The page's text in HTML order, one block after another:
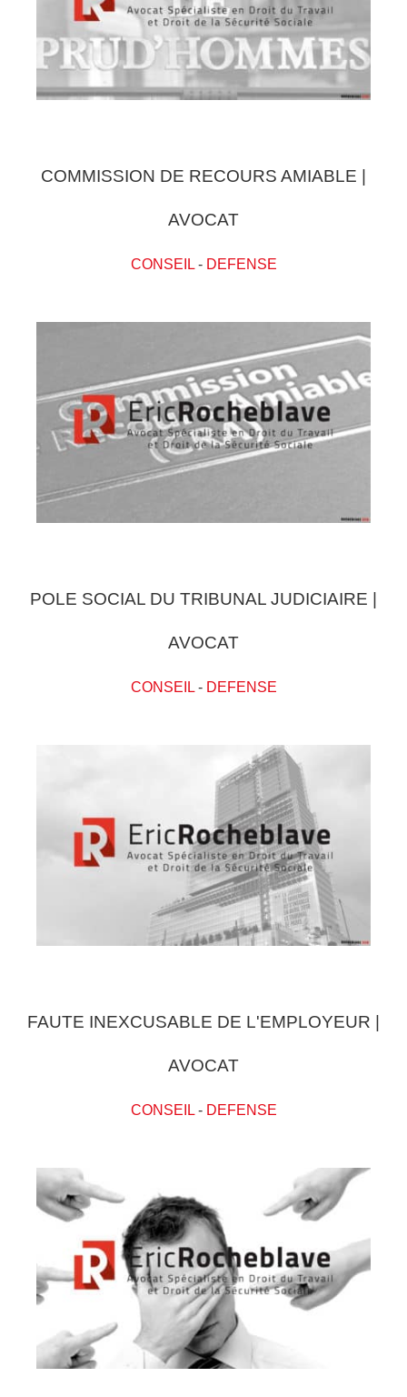
COMMISSION DE RECOURS AMIABLE |
AVOCAT
CONSEIL- DEFENSE
POLE SOCIAL DU TRIBUNAL JUDICIAIRE |
AVOCAT
CONSEIL- DEFENSE
FAUTE INEXCUSABLE DE L'EMPLOYEUR |
AVOCAT
CONSEIL- DEFENSE